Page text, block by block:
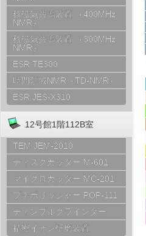
核磁気共鳴装置 （400MHz
NMR）
核磁気共鳴装置 （300MHz
NMR）
ESR TE300
時間領域NMR（TD-NMR）
ESR JES-X310
12号館1階112B室
TEM JEM-2010
ディスクカッター M-601
マイクロカッター MC-201
プチポリッシャー POP-111
ディンプルグラインダー
精密イオン研磨装置